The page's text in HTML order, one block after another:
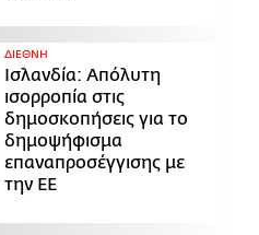
ΔΙΕΘΝΗ
Ισλανδία: Απόλυτη
ισορροπία στις
δημοσκοπήσεις για το
δημοψήφισμα
επαναπροσέγγισης με
την ΕΕ